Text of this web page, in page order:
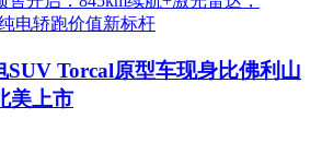
SUV Torcal原型车现身比佛利山
美上市